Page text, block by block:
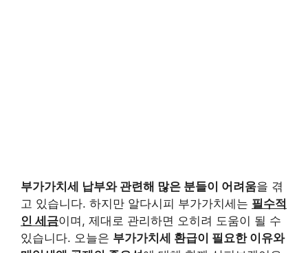
부가가치세 납부와 관련해 많은 분들이 어려움을 겪
고 있습니다. 하지만 알다시피 부가가치세는 필수적
인 세금이며, 제대로 관리하면 오히려 도움이 될 수
있습니다. 오늘은 부가가치세 환급이 필요한 이유와